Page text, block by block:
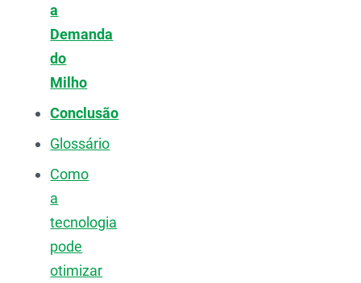
a
Demanda
do
Milho
Conclusão
Glossário
Como
a
tecnologia
pode
otimizar